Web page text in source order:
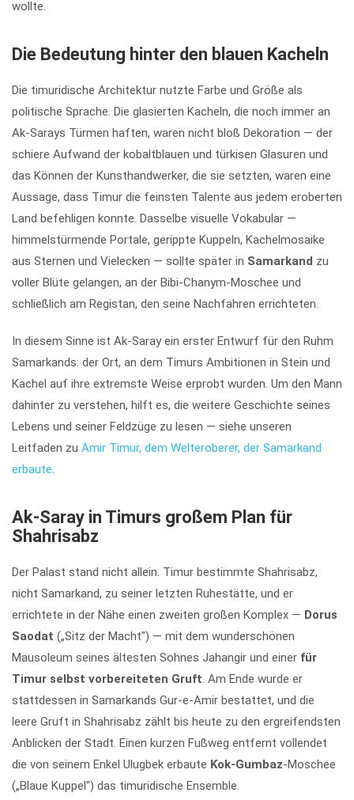
wollte.
Die Bedeutung hinter den blauen Kacheln
Die timuridische Architektur nutzte Farbe und Größe als
politische Sprache. Die glasierten Kacheln, die noch immer an
Ak-Sarays Türmen haften, waren nicht bloß Dekoration — der
schiere Aufwand der kobaltblauen und türkisen Glasuren und
das Können der Kunsthandwerker, die sie setzten, waren eine
Aussage, dass Timur die feinsten Talente aus jedem eroberten
Land befehligen konnte. Dasselbe visuelle Vokabular —
himmelstürmende Portale, gerippte Kuppeln, Kachelmosaike
aus Sternen und Vielecken — sollte später in Samarkand zu
voller Blüte gelangen, an der Bibi-Chanym-Moschee und
schließlich am Registan, den seine Nachfahren errichteten.
In diesem Sinne ist Ak-Saray ein erster Entwurf für den Ruhm
Samarkands: der Ort, an dem Timurs Ambitionen in Stein und
Kachel auf ihre extremste Weise erprobt wurden. Um den Mann
dahinter zu verstehen, hilft es, die weitere Geschichte seines
Lebens und seiner Feldzüge zu lesen — siehe unseren
Leitfaden zu Amir Timur, dem Welteroberer, der Samarkand
erbaute.
Ak-Saray in Timurs großem Plan für
Shahrisabz
Der Palast stand nicht allein. Timur bestimmte Shahrisabz,
nicht Samarkand, zu seiner letzten Ruhestätte, und er
errichtete in der Nähe einen zweiten großen Komplex — Dorus
Saodat („Sitz der Macht") — mit dem wunderschönen
Mausoleum seines ältesten Sohnes Jahangir und einer für
Timur selbst vorbereiteten Gruft. Am Ende wurde er
stattdessen in Samarkands Gur-e-Amir bestattet, und die
leere Gruft in Shahrisabz zählt bis heute zu den ergreifendsten
Anblicken der Stadt. Einen kurzen Fußweg entfernt vollendet
die von seinem Enkel Ulugbek erbaute Kok-Gumbaz-Moschee
(„Blaue Kuppel") das timuridische Ensemble.